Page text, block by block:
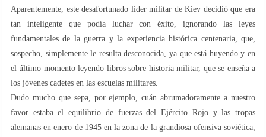
Aparentemente, este desafortunado líder militar de Kiev decidió que era
tan inteligente que podía luchar con éxito, ignorando las leyes
fundamentales de la guerra y la experiencia histórica centenaria, que,
sospecho, simplemente le resulta desconocida, ya que está huyendo y en
el último momento leyendo libros sobre historia militar, que se enseña a
los jóvenes cadetes en las escuelas militares.
Dudo mucho que sepa, por ejemplo, cuán abrumadoramente a nuestro
favor estaba el equilibrio de fuerzas del Ejército Rojo y las tropas
alemanas en enero de 1945 en la zona de la grandiosa ofensiva soviética,